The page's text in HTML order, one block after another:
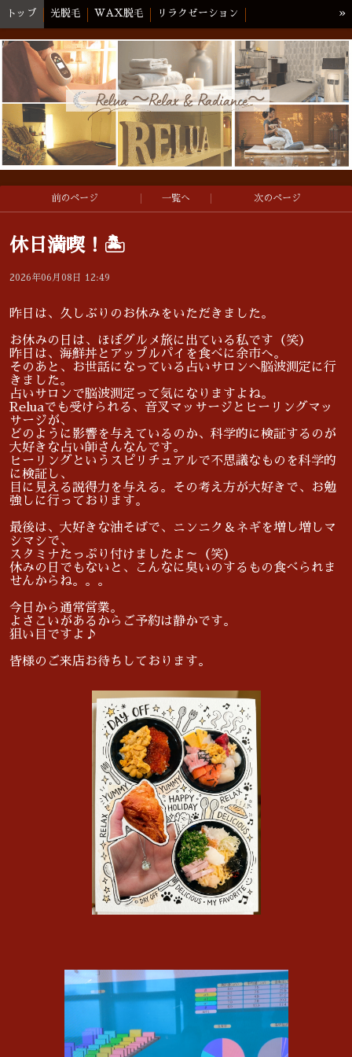
トップ 光脱毛 WAX脱毛 リラクゼーション
メンタルリカバリー ブログ 当店のコンセプト/スタッフ紹介
注意事項／キャンセルポリシー アクセス
»
前のページ 一覧へ 次のページ
休日満喫！🏝️
2026年06月08日 12:49
昨日は、久しぶりのお休みをいただきました。
お休みの日は、ほぼグルメ旅に出ている私です（笑）
昨日は、海鮮丼とアップルパイを食べに余市へ。
そのあと、お世話になっている占いサロンへ脳波測定に行
きました。
占いサロンで脳波測定って気になりますよね。
Reluaでも受けられる、音叉マッサージとヒーリングマッ
サージが、
どのように影響を与えているのか、科学的に検証するのが
大好きな占い師さんなんです。
ヒーリングというスピリチュアルで不思議なものを科学的
に検証し、
目に見える説得力を与える。その考え方が大好きで、お勉
強しに行っております。
最後は、大好きな油そばで、ニンニク＆ネギを増し増しマ
シマシで、
スタミナたっぷり付けましたよ～（笑）
休みの日でもないと、こんなに臭いのするもの食べられま
せんからね。。。
今日から通常営業。
よさこいがあるからご予約は静かです。
狙い目ですよ♪
皆様のご来店お待ちしております。